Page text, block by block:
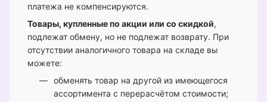
платежа не компенсируются.
Товары, купленные по акции или со скидкой,
подлежат обмену, но не подлежат возврату. При
отсутствии аналогичного товара на складе вы
можете:
обменять товар на другой из имеющегося
ассортимента с перерасчётом стоимости;